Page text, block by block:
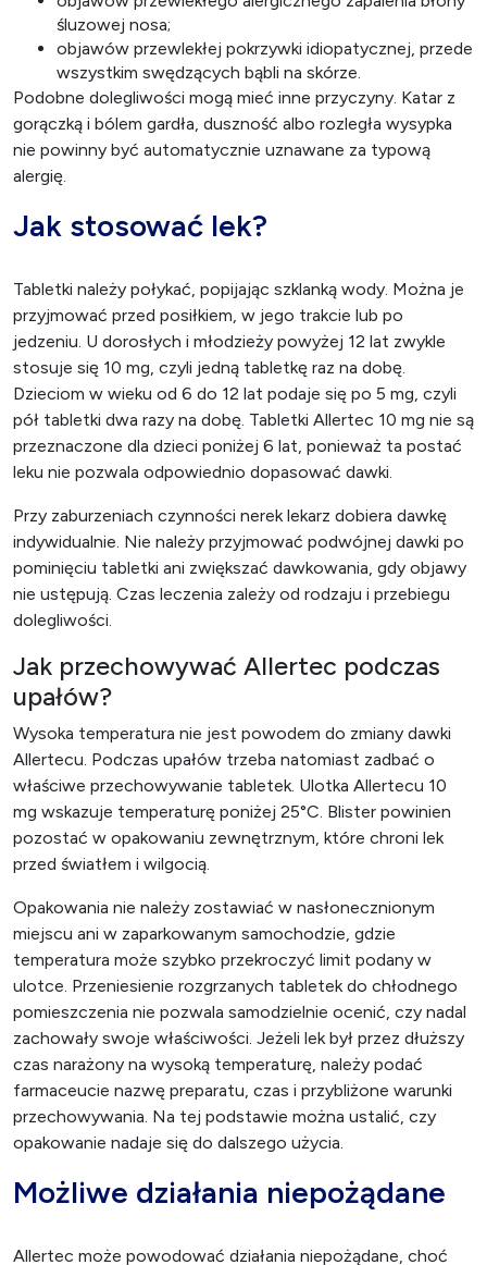
śluzowej nosa;
objawów przewlekłej pokrzywki idiopatycznej, przede
wszystkim swędzących bąbli na skórze.
Podobne dolegliwości mogą mieć inne przyczyny. Katar z
gorączką i bólem gardła, duszność albo rozległa wysypka
nie powinny być automatycznie uznawane za typową
alergię.
Jak stosować lek?
Tabletki należy połykać, popijając szklanką wody. Można je
przyjmować przed posiłkiem, w jego trakcie lub po
jedzeniu. U dorosłych i młodzieży powyżej 12 lat zwykle
stosuje się 10 mg, czyli jedną tabletkę raz na dobę.
Dzieciom w wieku od 6 do 12 lat podaje się po 5 mg, czyli
pół tabletki dwa razy na dobę. Tabletki Allertec 10 mg nie są
przeznaczone dla dzieci poniżej 6 lat, ponieważ ta postać
leku nie pozwala odpowiednio dopasować dawki.
Przy zaburzeniach czynności nerek lekarz dobiera dawkę
indywidualnie. Nie należy przyjmować podwójnej dawki po
pominięciu tabletki ani zwiększać dawkowania, gdy objawy
nie ustępują. Czas leczenia zależy od rodzaju i przebiegu
dolegliwości.
Jak przechowywać Allertec podczas
upałów?
Wysoka temperatura nie jest powodem do zmiany dawki
Allertecu. Podczas upałów trzeba natomiast zadbać o
właściwe przechowywanie tabletek. Ulotka Allertecu 10
mg wskazuje temperaturę poniżej 25°C. Blister powinien
pozostać w opakowaniu zewnętrznym, które chroni lek
przed światłem i wilgocią.
Opakowania nie należy zostawiać w nasłonecznionym
miejscu ani w zaparkowanym samochodzie, gdzie
temperatura może szybko przekroczyć limit podany w
ulotce. Przeniesienie rozgrzanych tabletek do chłodnego
pomieszczenia nie pozwala samodzielnie ocenić, czy nadal
zachowały swoje właściwości. Jeżeli lek był przez dłuższy
czas narażony na wysoką temperaturę, należy podać
farmaceucie nazwę preparatu, czas i przybliżone warunki
przechowywania. Na tej podstawie można ustalić, czy
opakowanie nadaje się do dalszego użycia.
Możliwe działania niepożądane
Allertec może powodować działania niepożądane, choć